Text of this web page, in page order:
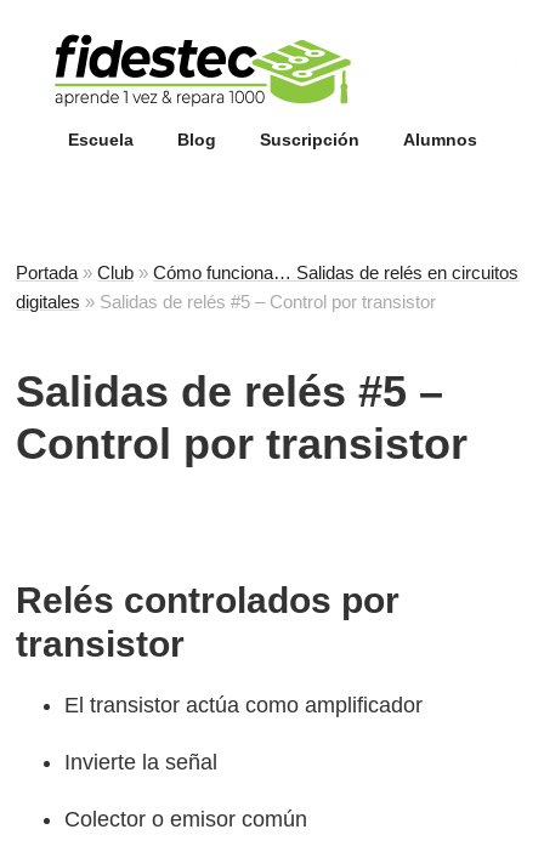
Escuela Blog Suscripción Alumnos
Portada »Club »Cómo funciona… Salidas de relés en circuitos
digitales » Salidas de relés #5 – Control por transistor
Salidas de relés #5 –
Control por transistor
Relés controlados por
transistor
El transistor actúa como amplificador
Invierte la señal
Colector o emisor común